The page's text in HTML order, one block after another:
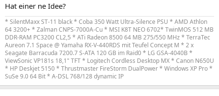
Hat einer ne Idee?
* SilentMaxx ST-11 black * Coba 350 Watt Ultra-Silence PSU * AMD Athlon
64 3200+ * Zalman CNPS-7000A-Cu * MSI K8T NEO 6702* TwinMOS 512 MB
DDR-RAM PC3200 CL2,5 * ATi Radeon 8500 64 MB 275/550 MHz * TerraTec
Aureon 7.1 Space @ Yamaha RX-V-440RDS mit Teufel Concept M * 2 x
Seagate Barracuda 7200.7 S-ATA 120 GB im Raid0 * LG GSA-4040B *
ViewSonic VP181s 18,1" TFT * Logitech Cordless Desktop MX * Canon N650U
* HP Deskjet 5150 * Thrustmaster FireStorm DualPower * Windows XP Pro *
SuSe 9.0 64 Bit * A-DSL 768/128 dynamic IP